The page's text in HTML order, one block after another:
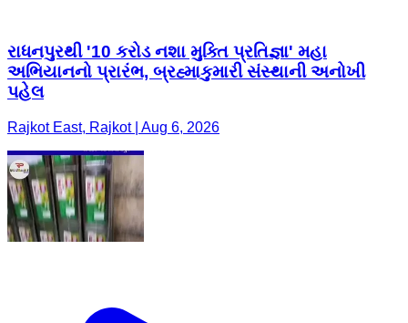
રાધનપુરથી '10 કરોડ નશા મુક્તિ પ્રતિજ્ઞા' મહા
અભિયાનનો પ્રારંભ, બ્રહ્માકુમારી સંસ્થાની અનોખી
પહેલ
Rajkot East, Rajkot | Aug 6, 2026